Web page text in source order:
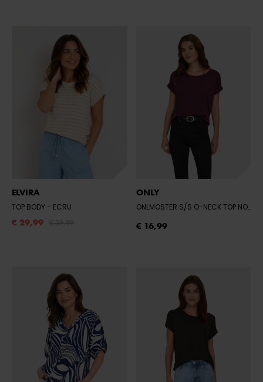
ELVIRA
TOP BODY - ECRU
€ 29,99
ONLY
ONLMOSTER S/S O-NECK TOP NOOS JRS
€ 16,99